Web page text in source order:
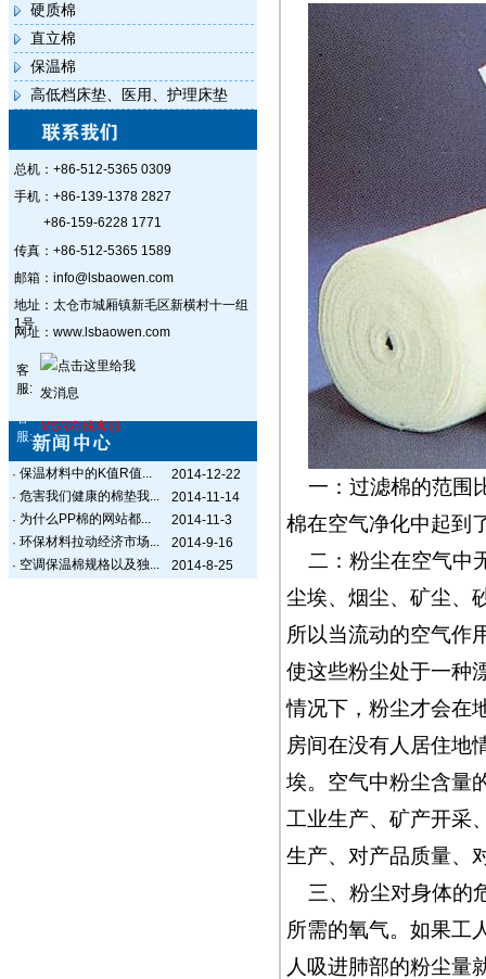
硬质棉
直立棉
保温棉
高低档床垫、医用、护理床垫
总机：+86-512-5365 0309
手机：+86-139-1378 2827
+86-159-6228 1771
传真：+86-512-5365 1589
邮箱：info@lsbaowen.com
地址：太仓市城厢镇新毛区新横村十一组
1号
网址：www.lsbaowen.com
客
服:
客
服:
MSN在线客服
· 保温材料中的K值R值...
2014-12-22
· 危害我们健康的棉垫我...
2014-11-14
· 为什么PP棉的网站都...
2014-11-3
· 环保材料拉动经济市场...
2014-9-16
· 空调保温棉规格以及独... 2014-8-25
一：过滤棉的范围
棉在空气净化中起到
二：粉尘在空气中
尘埃、烟尘、矿尘、
所以当流动的空气作
使这些粉尘处于一种
情况下，粉尘才会在
房间在没有人居住地
埃。空气中粉尘含量
工业生产、矿产开采
生产、对产品质量、
三、粉尘对身体的
所需的氧气。如果工
人吸进肺部的粉尘量